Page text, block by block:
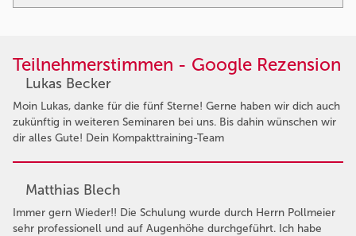
Teilnehmerstimmen - Google Rezension
Lukas Becker
Moin Lukas, danke für die fünf Sterne! Gerne haben wir dich auch
zukünftig in weiteren Seminaren bei uns. Bis dahin wünschen wir
dir alles Gute! Dein Kompakttraining-Team
Matthias Blech
Immer gern Wieder!! Die Schulung wurde durch Herrn Pollmeier
sehr professionell und auf Augenhöhe durchgeführt. Ich habe